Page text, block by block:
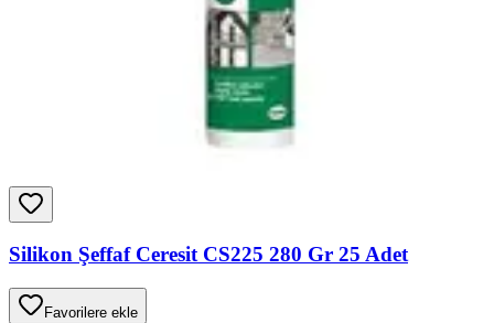
Silikon Şeffaf Ceresit CS225 280 Gr 25 Adet
Favorilere ekle